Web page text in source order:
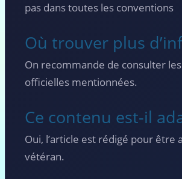
pas dans toutes les conventions
Où trouver plus
On recommande de consulter
officielles mentionnées.
Ce contenu est-il
Oui, l’article est rédigé pour être
vétéran.